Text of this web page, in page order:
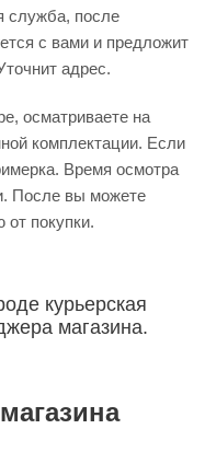
служба, после
с вами и предложит
адрес.
осматриваете на
комплектации. Если
Время осмотра
После вы можете
от покупки.
курьерская
магазина.